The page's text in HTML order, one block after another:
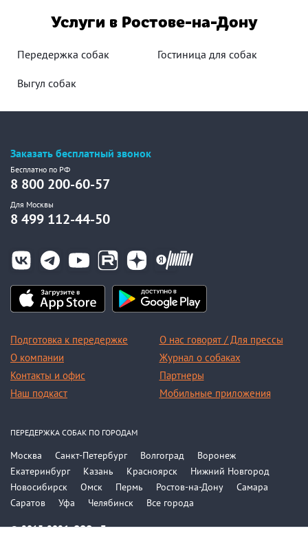
Услуги в Ростове-на-Дону
Передержка собак Гостиница для собак
Выгул собак
Заказать бесплатный звонок
Бесплатно по РФ
8 800 200-60-57
Для Москвы
8 499 112-44-50
Подготовка к передержке
О компании
Контакты и офис
Наш подкаст
О нас говорят / Для прессы
Журнал о собаках
Партнеры
Мобильные приложения
© 2015-2026, ООО «Догси»
ПЕРЕДЕРЖКА СОБАК ПО ГОРОДАМ
Москва Санкт-Петербург Волгоград
Воронеж
Екатеринбург
Казань Красноярск
Нижний Новгород
Новосибирск
Омск Пермь Ростов-на-Дону
Самара
Саратов
Уфа Челябинск Все города